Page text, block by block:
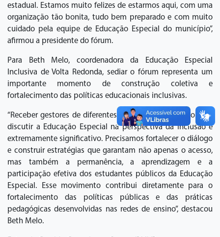
estadual. Estamos muito felizes de estarmos aqui, com uma
organização tão bonita, tudo bem preparado e com muito
cuidado pela equipe de Educação Especial do município”,
afirmou a presidente do fórum.
Para Beth Melo, coordenadora da Educação Especial
Inclusiva de Volta Redonda, sediar o fórum representa um
importante momento de construção coletiva e
fortalecimento das políticas educacionais inclusivas.
“Receber gestores de diferentes municípios do estado para
discutir a Educação Especial na perspectiva da inclusão é
extremamente significativo. Precisamos fortalecer o diálogo
e construir estratégias que garantam não apenas o acesso,
mas também a permanência, a aprendizagem e a
participação efetiva dos estudantes públicos da Educação
Especial. Esse movimento contribui diretamente para o
fortalecimento das políticas públicas e das práticas
pedagógicas desenvolvidas nas redes de ensino”, destacou
Beth Melo.